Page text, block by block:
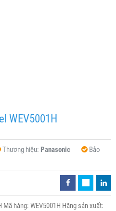
WEV5001H
Thương hiệu: Panasonic
Bảo
hàng: WEV5001H Hãng sản xuất: